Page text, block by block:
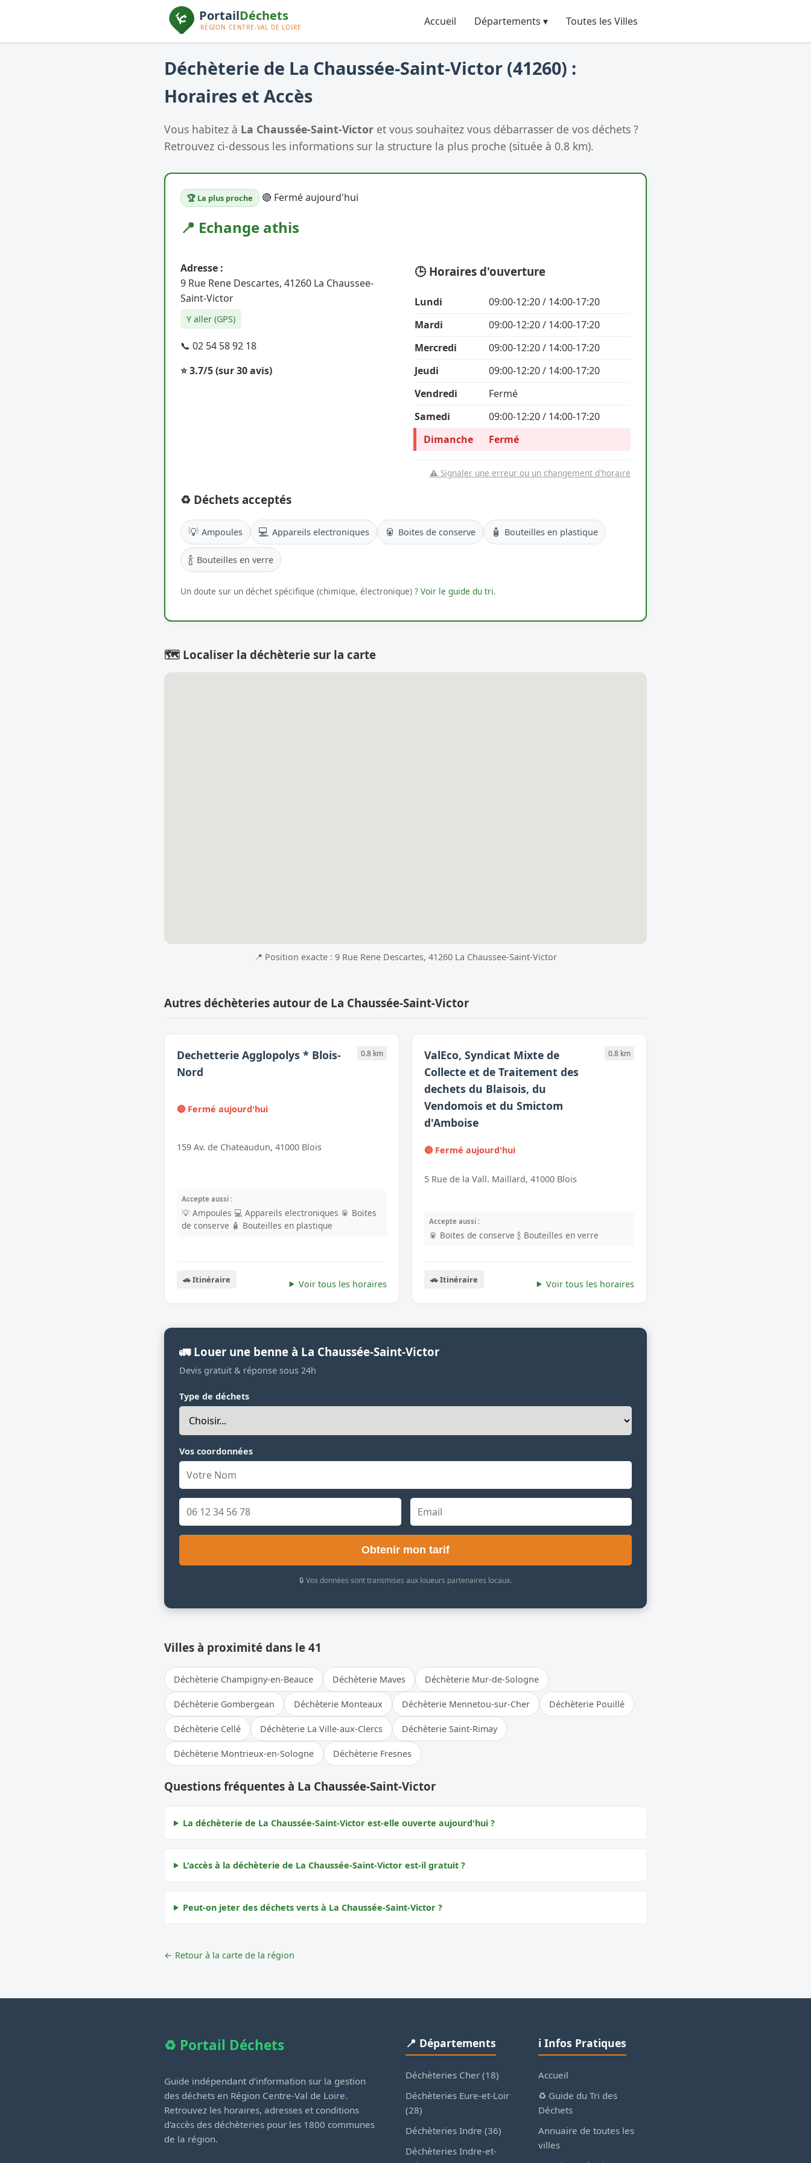
Accueil Départements ▾ Toutes les Villes
Déchèterie de La Chaussée-Saint-Victor (41260) :
Horaires et Accès
Vous habitez à La Chaussée-Saint-Victor et vous souhaitez vous débarrasser de vos déchets ?
Retrouvez ci-dessous les informations sur la structure la plus proche (située à 0.8 km).
🏆 La plus proche 🔴 Fermé aujourd'hui
📍 Echange athis
Adresse :
9 Rue Rene Descartes, 41260 La Chaussee-
Saint-Victor
Y aller (GPS)
📞 02 54 58 92 18
⭐ 3.7/5(sur 30 avis)
🕒 Horaires d'ouverture
Lundi
09:00-12:20 / 14:00-17:20
Mardi
09:00-12:20 / 14:00-17:20
Mercredi
09:00-12:20 / 14:00-17:20
Jeudi
09:00-12:20 / 14:00-17:20
Vendredi
Fermé
Samedi
09:00-12:20 / 14:00-17:20
Dimanche
Fermé
⚠️ Signaler une erreur ou un changement d'horaire
♻️ Déchets acceptés
💡 Ampoules 💻 Appareils electroniques 🥫 Boites de conserve 🧴 Bouteilles en plastique
🍾 Bouteilles en verre
Un doute sur un déchet spécifique (chimique, électronique) ? Voir le guide du tri.
🗺️ Localiser la déchèterie sur la carte
📍 Position exacte : 9 Rue Rene Descartes, 41260 La Chaussee-Saint-Victor
Autres déchèteries autour de La Chaussée-Saint-Victor
Dechetterie Agglopolys * Blois-
Nord
0.8 km
🔴 Fermé aujourd'hui
159 Av. de Chateaudun, 41000 Blois
Accepte aussi :
💡 Ampoules 💻 Appareils electroniques 🥫 Boites
de conserve 🧴 Bouteilles en plastique
🚗 Itinéraire Voir tous les horaires
ValEco, Syndicat Mixte de
Collecte et de Traitement des
dechets du Blaisois, du
Vendomois et du Smictom
d'Amboise
0.8 km
🔴 Fermé aujourd'hui
5 Rue de la Vall. Maillard, 41000 Blois
Accepte aussi :
🥫 Boites de conserve 🍾 Bouteilles en verre
🚗 Itinéraire Voir tous les horaires
🚛 Louer une benne à La Chaussée-Saint-Victor
Devis gratuit & réponse sous 24h
Type de déchets
Vos coordonnées
Obtenir mon tarif
🔒 Vos données sont transmises aux loueurs partenaires locaux.
Villes à proximité dans le 41
Déchèterie Champigny-en-Beauce Déchèterie Maves Déchèterie Mur-de-Sologne
Déchèterie Gombergean Déchèterie Monteaux Déchèterie Mennetou-sur-Cher Déchèterie Pouillé
Déchèterie Cellé Déchèterie La Ville-aux-Clercs Déchèterie Saint-Rimay
Déchèterie Montrieux-en-Sologne Déchèterie Fresnes
Questions fréquentes à La Chaussée-Saint-Victor
La déchèterie de La Chaussée-Saint-Victor est-elle ouverte aujourd'hui ?
L'accès à la déchèterie de La Chaussée-Saint-Victor est-il gratuit ?
Peut-on jeter des déchets verts à La Chaussée-Saint-Victor ?
← Retour à la carte de la région
♻️ Portail Déchets
Guide indépendant d'information sur la gestion
des déchets en Région Centre-Val de Loire.
Retrouvez les horaires, adresses et conditions
d'accès des déchèteries pour les 1800 communes
de la région.
📍 Départements
Déchèteries Cher (18)
Déchèteries Eure-et-Loir
(28)
Déchèteries Indre (36)
Déchèteries Indre-et-
ℹ️ Infos Pratiques
Accueil
♻️ Guide du Tri des
Déchets
Annuaire de toutes les
villes